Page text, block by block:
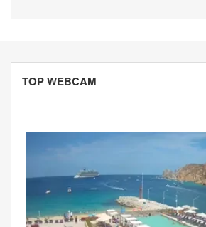
TOP WEBCAM